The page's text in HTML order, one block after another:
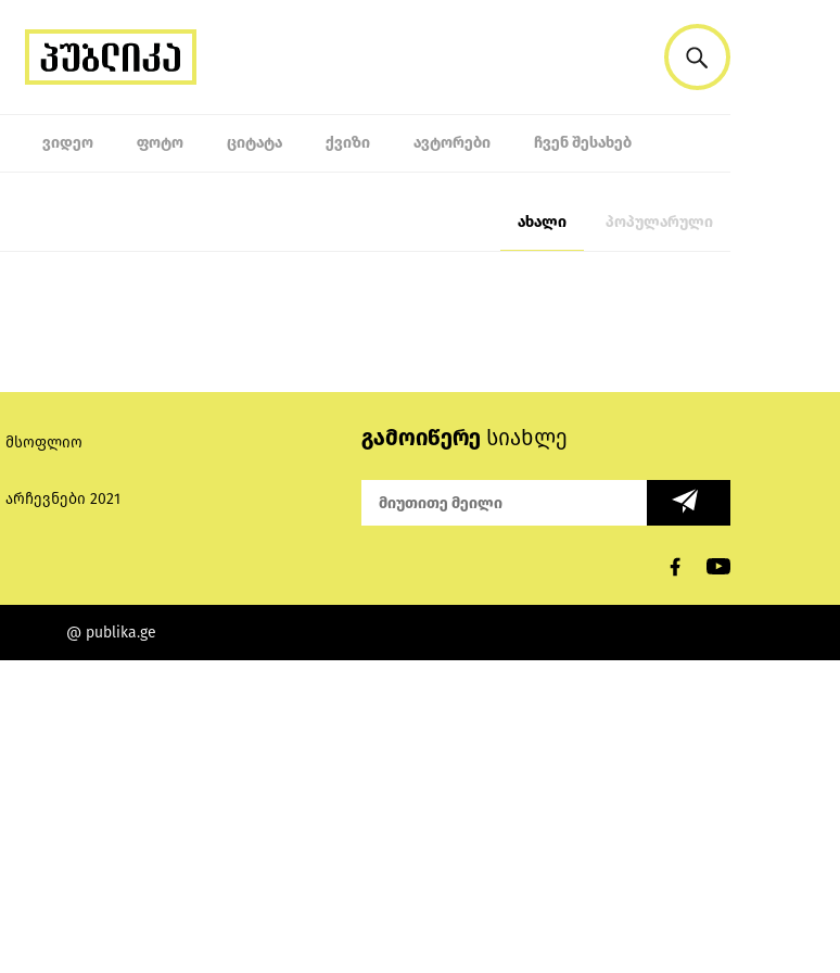
ᲕᲘᲓᲔᲝ ᲤᲝᲢᲝ ᲪᲘᲢᲐᲢᲐ ᲥᲕᲘᲖᲘ ᲐᲕᲢᲝᲠᲔᲑᲘ ᲩᲕᲔᲜ ᲨᲔᲡᲐᲮᲔᲑ
ახალი პოპულარული
მსოფლიო
არჩევნები 2021
გამოიწერე სიახლე
@ publika.ge